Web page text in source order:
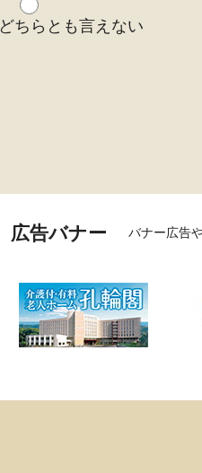
どちらとも言えない
広告バナー バナー広告